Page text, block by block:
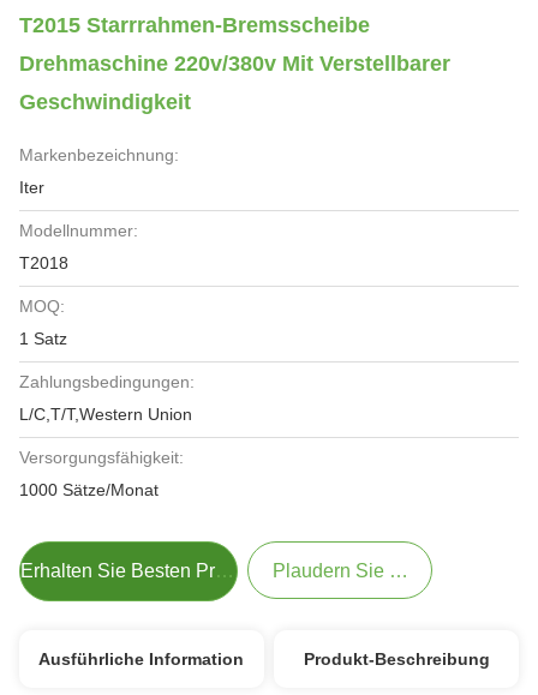
T2015 Starrrahmen-Bremsscheibe
Drehmaschine 220v/380v Mit Verstellbarer
Geschwindigkeit
Markenbezeichnung:
Iter
Modellnummer:
T2018
MOQ:
1 Satz
Zahlungsbedingungen:
L/C,T/T,Western Union
Versorgungsfähigkeit:
1000 Sätze/Monat
Erhalten Sie Besten Preis Plaudern Sie Jetzt
Ausführliche Information Produkt-Beschreibung